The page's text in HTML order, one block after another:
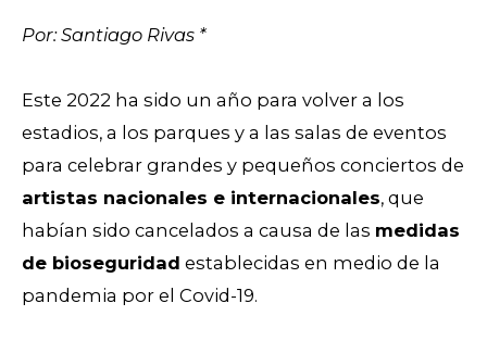
Por: Santiago Rivas *
Este 2022 ha sido un año para volver a los
estadios, a los parques y a las salas de eventos
para celebrar grandes y pequeños conciertos de
artistas nacionales e internacionales, que
habían sido cancelados a causa de las medidas
de bioseguridad establecidas en medio de la
pandemia por el Covid-19.